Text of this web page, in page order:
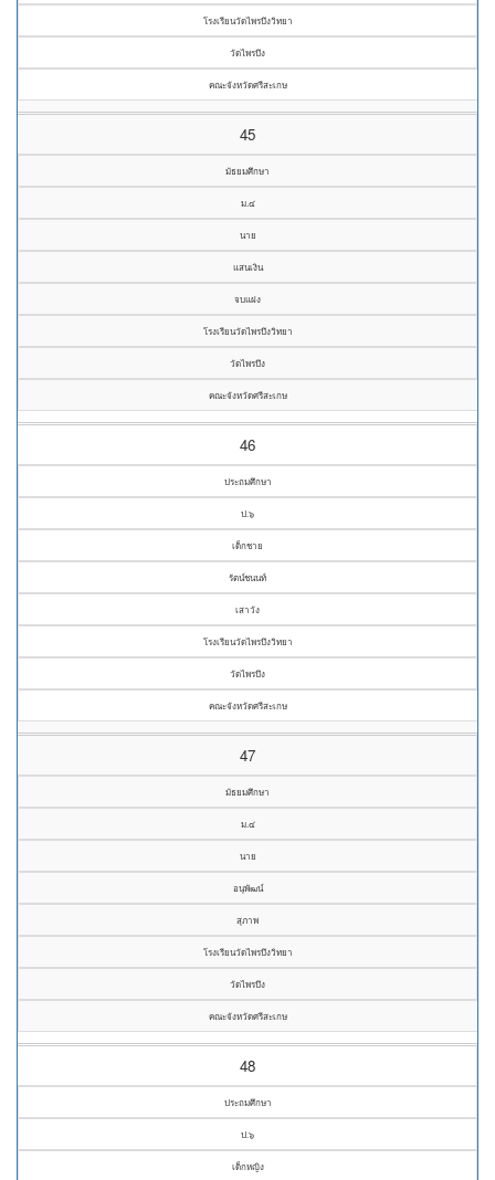
โรงเรียนวัดไพรบึงวิทยา
วัดไพรบึง
คณะจังหวัดศรีสะเกษ
45
มัธยมศึกษา
ม.๔
นาย
แสนเงิน
จบแฝง
โรงเรียนวัดไพรบึงวิทยา
วัดไพรบึง
คณะจังหวัดศรีสะเกษ
46
ประถมศึกษา
ป.๖
เด็กชาย
รัตน์ชนนท์
เสาวัง
โรงเรียนวัดไพรบึงวิทยา
วัดไพรบึง
คณะจังหวัดศรีสะเกษ
47
มัธยมศึกษา
ม.๔
นาย
อนุพัฒน์
สุภาพ
โรงเรียนวัดไพรบึงวิทยา
วัดไพรบึง
คณะจังหวัดศรีสะเกษ
48
ประถมศึกษา
ป.๖
เด็กหญิง